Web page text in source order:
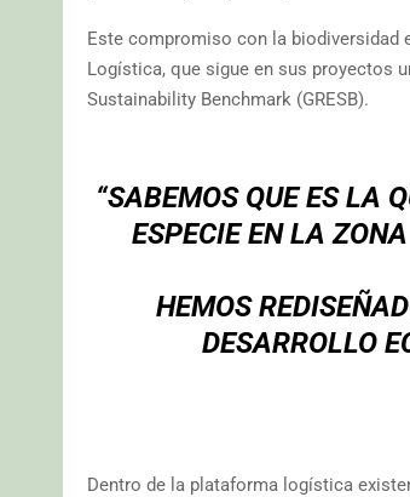
Este compromiso con la biodiversidad
Logística, que sigue en sus proyectos
Sustainability Benchmark (GRESB).
“SABEMOS QUE ES LA
ESPECIE EN LA
HEMOS
DESARROLLO
Dentro de la plataforma logística